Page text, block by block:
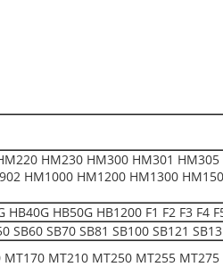
HM230 HM300 HM301
HM1000 HM1200 HM1300
HB50G HB1200 F1 F2 F3 F4
SB60 SB70 SB81 SB100 SB121
MT210 MT250 MT255